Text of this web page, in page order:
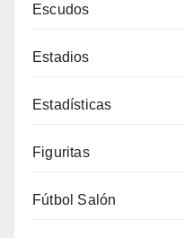
Escudos
Estadios
Estadísticas
Figuritas
Fútbol Salón